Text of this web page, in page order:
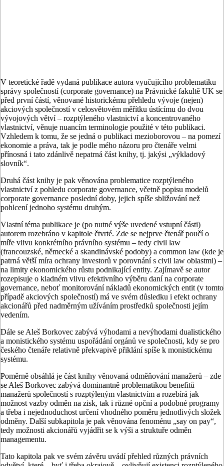
V teoretické řadě vydaná publikace autora vyučujícího problematiku
správy společností (corporate governance) na Právnické fakultě UK se
před první částí, věnované historickému přehledu vývoje (nejen)
akciových společností v celosvětovém měřítku ústícímu do dvou
vývojových větví – rozptýleného vlastnictví a koncentrovaného
vlastnictví, věnuje nuancím terminologie použité v této publikaci.
Vzhledem k tomu, že se jedná o publikaci mezioborovou – na pomezí
ekonomie a práva, tak je podle mého názoru pro čtenáře velmi
přínosná i tato zdánlivě nepatrná část knihy, tj. jakýsi „výkladový
slovník“.
Druhá část knihy je pak věnována problematice rozptýleného
vlastnictví z pohledu corporate governance, včetně popisu modelů
corporate governance poslední doby, jejich spíše sbližování než
pohlcení jednoho systému druhým.
Vlastní téma publikace je (po nutné výše uvedené vstupní části)
autorem rozebráno v kapitole čtvrté. Zde se nejprve čtenář poučí o
míře vlivu konkrétního právního systému – tedy civil law
(francouzské, německé a skandinávské podoby) a common law (kde je
patrná větší míra ochrany investorů v porovnání s civil law oblastmi) –
na limity ekonomického růstu podnikající entity. Zajímavě se autor
rozepisuje o kladném vlivu efektivního výběru daní na corporate
governance, neboť monitorování nákladů ekonomických entit (v tomto
případě akciových společností) má ve svém důsledku i efekt ochrany
akcionářů před nadměrným užíváním prostředků společnosti jejím
vedením.
Dále se Aleš Borkovec zabývá výhodami a nevýhodami dualistického
a monistického systému uspořádání orgánů ve společnosti, kdy se pro
českého čtenáře relativně překvapivě přiklání spíše k monistickému
systému.
Poměrně obsáhlá je část knihy věnovaná odměňování manažerů – zde
se Aleš Borkovec zabývá dominantně problematikou benefitů
manažerů společností s rozptýleným vlastnictvím a rozebírá jak
možnost vazby odměn na zisk, tak i různé opční a podobné programy
a třeba i nejednoduchost určení vhodného poměru jednotlivých složek
odměny. Další subkapitola je pak věnována fenoménu „say on pay“,
tedy možnosti akcionářů vyjádřit se k výši a struktuře odměn
managementu.
Tato kapitola pak ve svém závěru uvádí přehled různých právních